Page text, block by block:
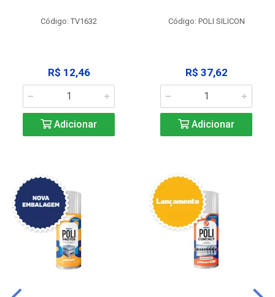
Código: TV1632
R$ 12,46
Adicionar
Código: POLI SILICON
R$ 37,62
Adicionar